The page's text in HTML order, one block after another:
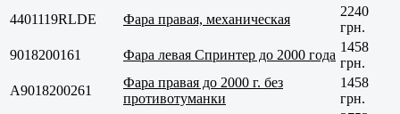
4401119RLDE
Фара правая, механическая
2240
грн.
9018200161
Фара левая Спринтер до 2000 года
1458
грн.
A9018200261
Фара правая до 2000 г. без
противотуманки
1458
грн.